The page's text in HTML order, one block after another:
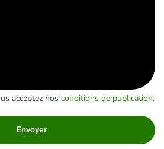
acceptez nos conditions de publication.
Envoyer